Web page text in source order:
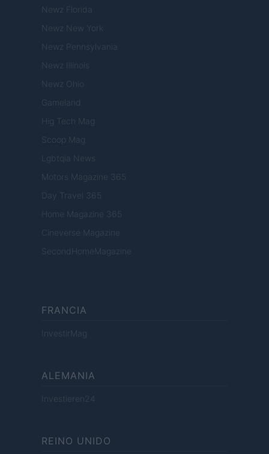
Newz Florida
Newz New York
Newz Pennsylvania
Newz Illinois
Newz Ohio
Gameland
Hig Tech Mag
Scoop Mag
Lgbtqia News
Motors Magazine 365
Day Travel 365
Home Magazine 365
Cineverse Magazine
SecondHomeMagazine
FRANCIA
InvestirMag
ALEMANIA
Investieren24
REINO UNIDO